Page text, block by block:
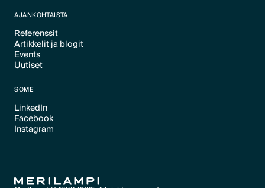
AJANKOHTAISTA
Referenssit
Text Link
Artikkelit ja blogit
Text Link
Events
Text Link
Uutiset
SOME
LinkedIn
Text Link
Facebook
Text Link
Instagram